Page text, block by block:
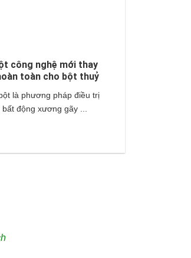
công nghệ mới thay
toàn cho bột thuỷ
là phương pháp điều trị
bất động xương gãy ...